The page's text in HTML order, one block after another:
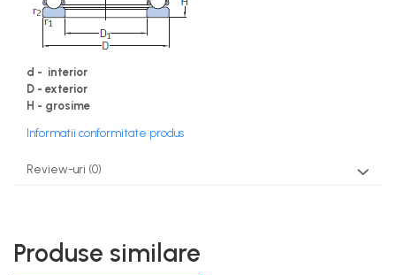
d - interior
D - exterior
H - grosime
Informatii conformitate produs
Review-uri (0)
Produse similare